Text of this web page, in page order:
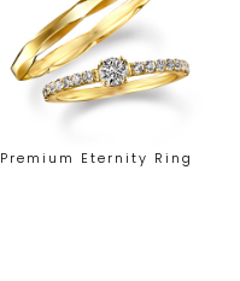
Premium Eternity Ring